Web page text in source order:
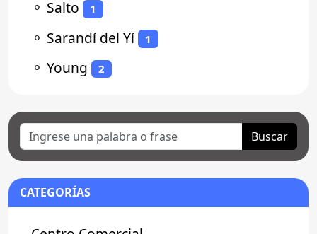
⚬ Salto 1
⚬ Sarandí del Yí 1
⚬ Young 2
Buscar
CATEGORÍAS